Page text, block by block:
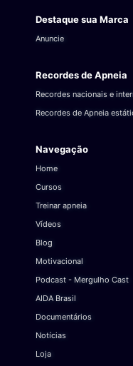
Destaque sua Marca
Anuncie
Recordes de Apneia
Recordes nacionais e
Recordes de Apneia
Navegação
Home
Cursos
Treinar apneia
Vídeos
Blog
Motivacional
Podcast - Mergulho Cast
AIDA Brasil
Documentários
Notícias
Loja